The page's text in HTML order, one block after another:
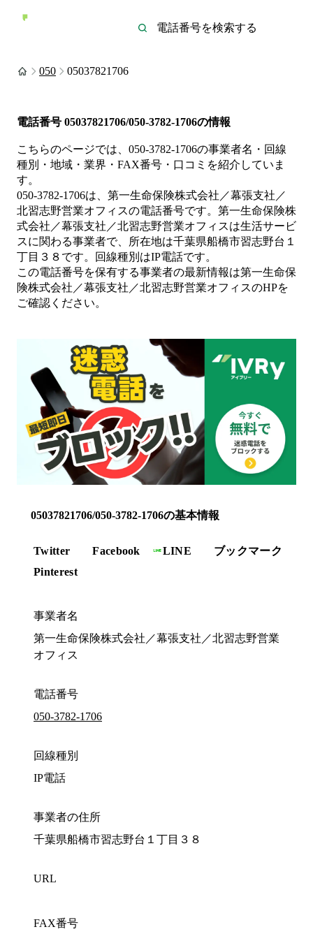
050 05037821706
電話番号 05037821706/050-3782-1706の情報
こちらのページでは、 050-3782-1706の事業者名・回線
種別・地域・業界・FAX番号・口コミを紹介していま
す。
050-3782-1706は、 第一生命保険株式会社／幕張支社／
北習志野営業オフィスの電話番号です。 第一生命保険株
式会社／幕張支社／北習志野営業オフィスは生活サービ
スに関わる事業者で、所在地は千葉県船橋市習志野台１
丁目３８ です。 回線種別はIP電話です。
この電話番号を保有する事業者の最新情報は第一生命保
険株式会社／幕張支社／北習志野営業オフィスのHPを
ご確認ください。
05037821706/050-3782-1706の基本情報
Twitter Facebook LINE
ブックマーク
Pinterest
事業者名
第一生命保険株式会社／幕張支社／北習志野営業
オフィス
電話番号
050-3782-1706
回線種別
IP電話
事業者の住所
千葉県船橋市習志野台１丁目３８
URL
FAX番号